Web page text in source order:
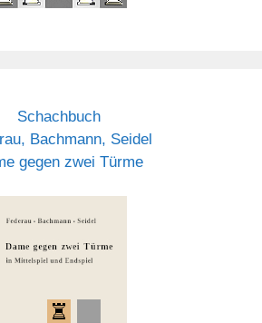
Schachbuch
Bachmann, Seidel
gegen zwei Türme